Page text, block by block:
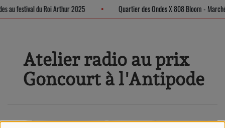
au festival du Roi Arthur 2025 Quartier des Ondes X 808 Bloom -
Atelier radio au prix
Goncourt à l'Antipode